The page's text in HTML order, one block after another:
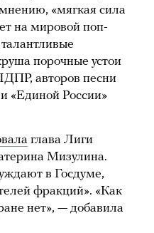
«мягкая сила
на мировой поп-
порочные устои
авторов песни
«Единой России»
глава Лиги
Мизулина.
в Госдуме,
фракций». «Как
нет», — добавила